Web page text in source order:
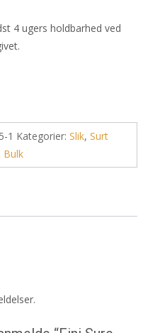
4 ugers holdbarhed ved
1 Kategorier: Slik, Surt
Bulk